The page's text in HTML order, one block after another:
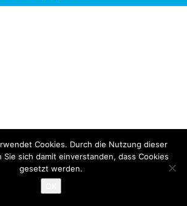
Cookies. Durch die Nutzung dieser
Sie sich damit einverstanden, dass Cookies
gesetzt werden.